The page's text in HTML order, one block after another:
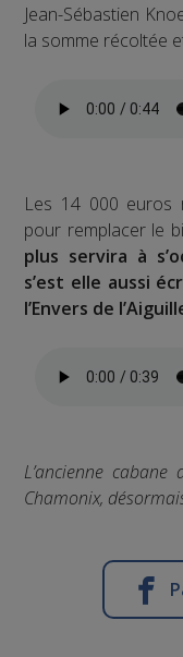
Jean-Sébastien
la somme récoltée
Les 14 000 euros
pour remplacer le
plus servira à
s’est elle aussi
l’Envers de
L’ancienne
Chamonix,